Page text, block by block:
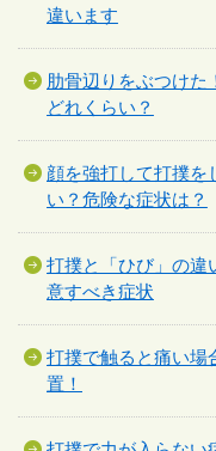
違います
肋骨辺りをぶつけた
どれくらい？
顔を強打して打撲を
い？危険な症状は？
打撲と「ひび」の違
意すべき症状
打撲で触ると痛い場
置！